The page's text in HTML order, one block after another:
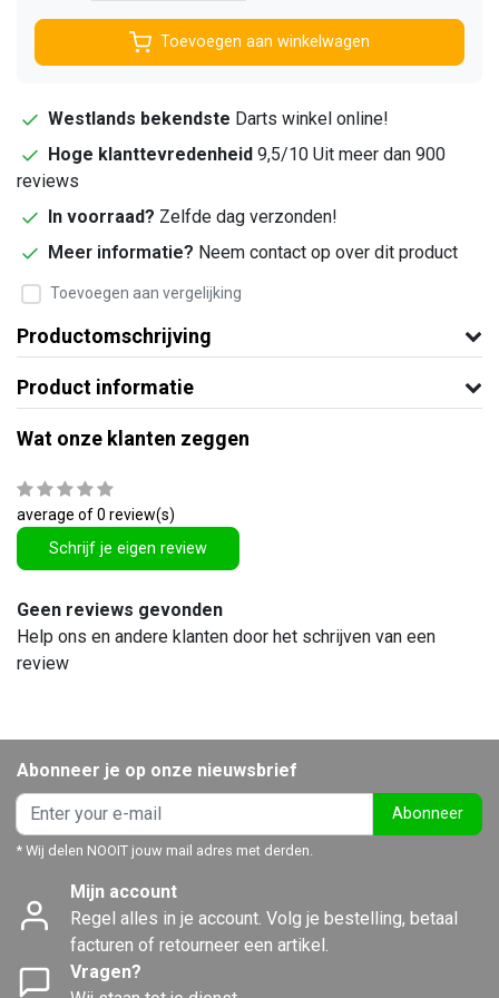
Toevoegen aan winkelwagen
Westlands bekendste Darts winkel online!
Hoge klanttevredenheid 9,5/10 Uit meer dan 900
reviews
In voorraad? Zelfde dag verzonden!
Meer informatie? Neem contact op over dit product
Toevoegen aan vergelijking
Productomschrijving
Product informatie
Wat onze klanten zeggen
average of 0 review(s)
Schrijf je eigen review
Geen reviews gevonden
Help ons en andere klanten door het schrijven van een
review
Abonneer je op onze nieuwsbrief
Abonneer
* Wij delen NOOIT jouw mail adres met derden.
Mijn account
Regel alles in je account. Volg je bestelling, betaal
facturen of retourneer een artikel.
Vragen?